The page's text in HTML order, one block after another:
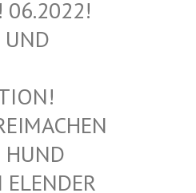
I
K
T
–
E
S